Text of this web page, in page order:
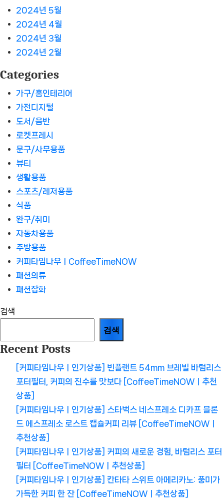
2024년 5월
2024년 4월
2024년 3월
2024년 2월
Categories
가구/홈인테리어
가전디지털
도서/음반
로켓프레시
문구/사무용품
뷰티
생활용품
스포츠/레저용품
식품
완구/취미
자동차용품
주방용품
커피타임나우ㅣCoffeeTimeNOW
패션의류
패션잡화
검색
검색
Recent Posts
[커피타임나우ㅣ인기상품] 빈플랜트 54mm 브레빌 바텀리스
포터필터, 커피의 진수를 맛보다 [CoffeeTimeNOWㅣ추천
상품]
[커피타임나우ㅣ인기상품] 스타벅스 네스프레소 디카프 블론
드 에스프레소 로스트 캡슐커피 리뷰 [CoffeeTimeNOWㅣ
추천상품]
[커피타임나우ㅣ인기상품] 커피의 새로운 경험, 바텀리스 포터
필터 [CoffeeTimeNOWㅣ추천상품]
[커피타임나우ㅣ인기상품] 칸타타 스위트 아메리카노: 풍미가
가득한 커피 한 잔 [CoffeeTimeNOWㅣ추천상품]